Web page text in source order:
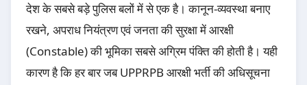
देश के सबसे बड़े पुलिस बलों में से एक है। कानून-व्यवस्था बनाए
रखने, अपराध नियंत्रण एवं जनता की सुरक्षा में आरक्षी
(Constable) की भूमिका सबसे अग्रिम पंक्ति की होती है। यही
कारण है कि हर बार जब UPPRPB आरक्षी भर्ती की अधिसूचना